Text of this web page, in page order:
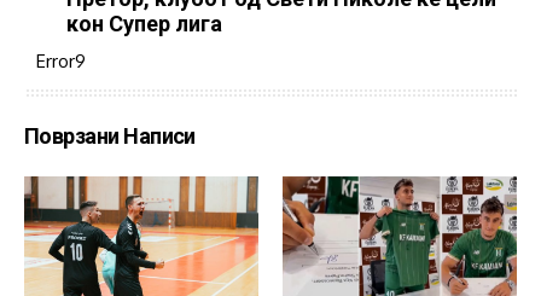
кон Супер лига
Error9
Поврзани Написи